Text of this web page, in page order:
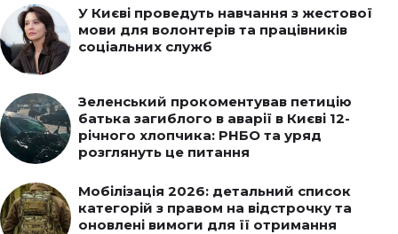
У Києві проведуть навчання з жестової
мови для волонтерів та працівників
соціальних служб
Зеленський прокоментував петицію
батька загиблого в аварії в Києві 12-
річного хлопчика: РНБО та уряд
розглянуть це питання
Мобілізація 2026: детальний список
категорій з правом на відстрочку та
оновлені вимоги для її отримання